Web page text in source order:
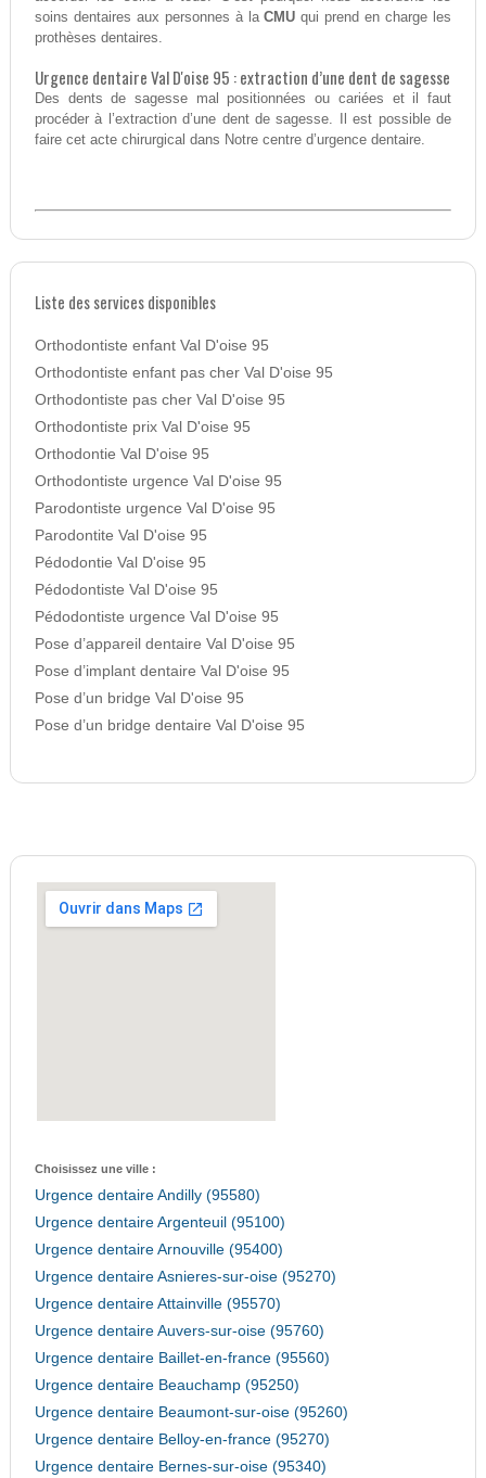
soins dentaires aux personnes à laCMU qui prend en charge les
prothèses dentaires.
Urgence dentaire Val D'oise 95 : extraction d’une dent de sagesse
Des dents de sagesse mal positionnées ou cariées et il faut
procéder à l’extraction d’une dent de sagesse. Il est possible de
faire cet acte chirurgical dans Notre centre d’urgence dentaire.
Liste des services disponibles
Orthodontiste enfant Val D'oise 95
Orthodontiste enfant pas cher Val D'oise 95
Orthodontiste pas cher Val D'oise 95
Orthodontiste prix Val D'oise 95
Orthodontie Val D'oise 95
Orthodontiste urgence Val D'oise 95
Parodontiste urgence Val D'oise 95
Parodontite Val D'oise 95
Pédodontie Val D'oise 95
Pédodontiste Val D'oise 95
Pédodontiste urgence Val D'oise 95
Pose d’appareil dentaire Val D'oise 95
Pose d’implant dentaire Val D'oise 95
Pose d’un bridge Val D'oise 95
Pose d’un bridge dentaire Val D'oise 95
Choisissez une ville :
Urgence dentaire Andilly (95580)
Urgence dentaire Argenteuil (95100)
Urgence dentaire Arnouville (95400)
Urgence dentaire Asnieres-sur-oise (95270)
Urgence dentaire Attainville (95570)
Urgence dentaire Auvers-sur-oise (95760)
Urgence dentaire Baillet-en-france (95560)
Urgence dentaire Beauchamp (95250)
Urgence dentaire Beaumont-sur-oise (95260)
Urgence dentaire Belloy-en-france (95270)
Urgence dentaire Bernes-sur-oise (95340)